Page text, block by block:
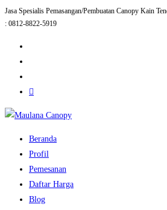
Skip
to
Jasa Spesialis Pemasangan/Pembuatan Canopy Kain
: 0812-8822-5919
Beranda
Profil
Pemesanan
Daftar Harga
Blog